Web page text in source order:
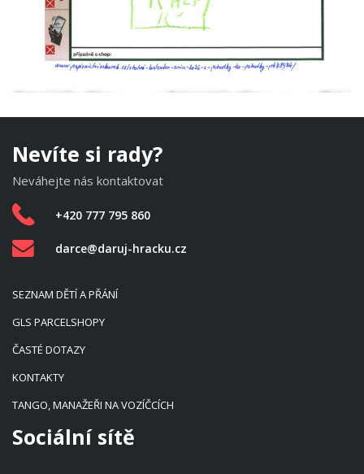
Nevíte si rady?
Neváhejte nás kontaktovat
+420 777 795 860
darce@daruj-hracku.cz
SEZNAM DĚTÍ A PŘÁNÍ
GLS PARCELSHOPY
ČASTÉ DOTAZY
KONTAKTY
TANGO, MANAŽEŘI NA VOZÍČCÍCH
Sociální sítě